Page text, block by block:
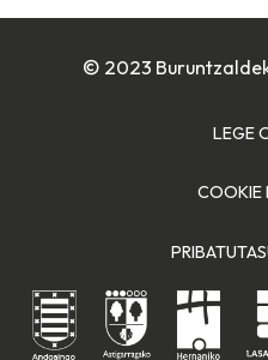
© 2023
LEGE
COOKIE